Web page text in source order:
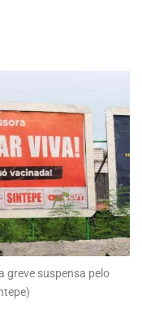
greve suspensa pelo